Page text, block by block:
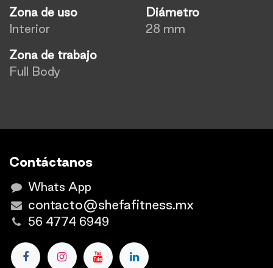
Zona de uso
Interior
Diámetro
28 mm
Zona de trabajo
Full Body
Contáctanos
Whats App
contacto@shefafitness.mx
56 4774 6949